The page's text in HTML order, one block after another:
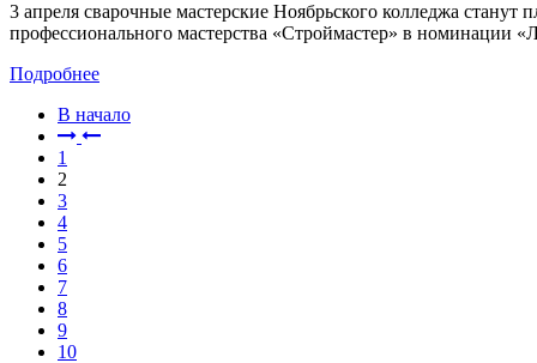
3 апреля сварочные мастерские Ноябрьского колледжа
профессионального мастерства «Строймастер» в номинации
Подробнее
В начало
1
2
3
4
5
6
7
8
9
10